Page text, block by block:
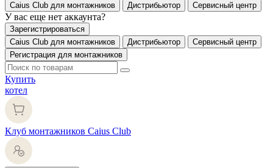
Caius Club для монтажников Дистрибьютор Сервисный центр
У вас еще нет аккаунта?
Зарегистрироваться
Caius Club для монтажников
Дистрибьютор
Сервисный центр
Регистрация для монтажников
Купить
котел
Клуб монтажников Caius Club